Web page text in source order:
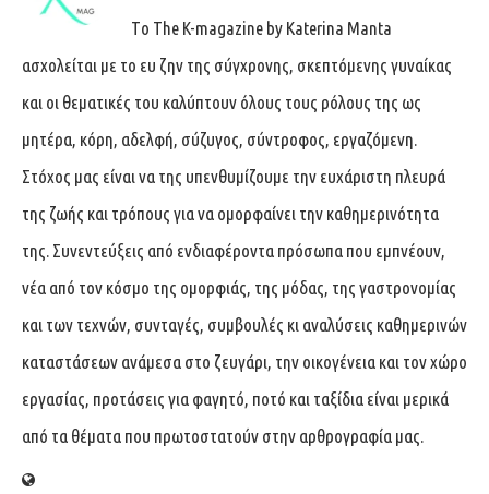
Tο The K-magazine by Katerina Manta
ασχολείται με το ευ ζην της σύγχρονης, σκεπτόμενης γυναίκας
και οι θεματικές του καλύπτουν όλους τους ρόλους της ως
μητέρα, κόρη, αδελφή, σύζυγος, σύντροφος, εργαζόμενη.
Στόχος μας είναι να της υπενθυμίζουμε την ευχάριστη πλευρά
της ζωής και τρόπους για να ομορφαίνει την καθημερινότητα
της. Συνεντεύξεις από ενδιαφέροντα πρόσωπα που εμπνέουν,
νέα από τον κόσμο της ομορφιάς, της μόδας, της γαστρονομίας
και των τεχνών, συνταγές, συμβουλές κι αναλύσεις καθημερινών
καταστάσεων ανάμεσα στο ζευγάρι, την οικογένεια και τον χώρο
εργασίας, προτάσεις για φαγητό, ποτό και ταξίδια είναι μερικά
από τα θέματα που πρωτοστατούν στην αρθρογραφία μας.